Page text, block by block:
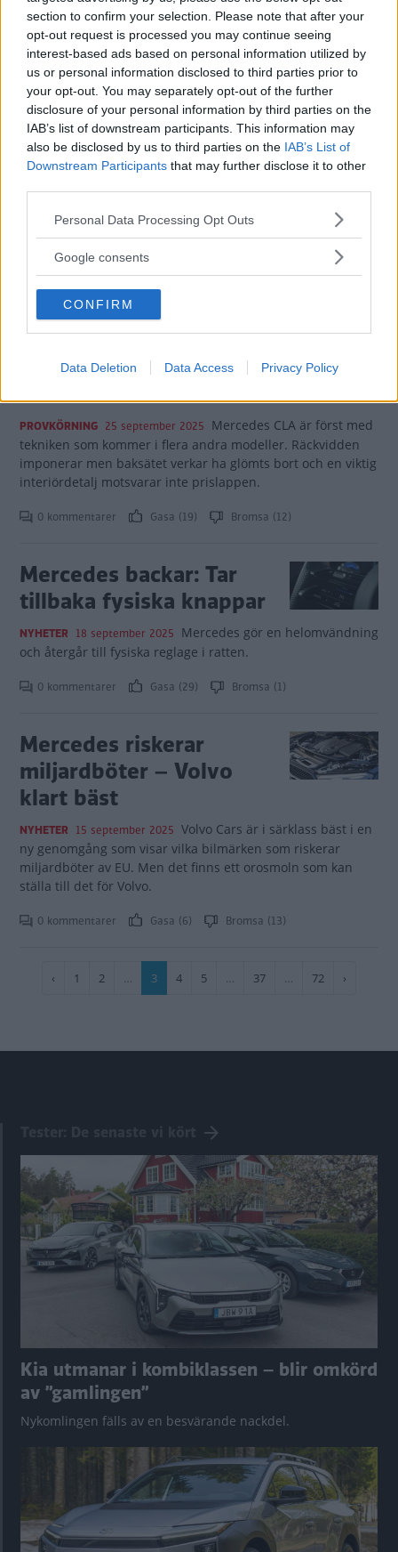
section to confirm your selection. Please note that after your
opt-out request is processed you may continue seeing
interest-based ads based on personal information utilized by
us or personal information disclosed to third parties prior to
your opt-out. You may separately opt-out of the further
disclosure of your personal information by third parties on the
IAB’s list of downstream participants. This information may
also be disclosed by us to third parties on the IAB’s List of
Downstream Participants that may further disclose it to other
Please note that this website/app uses one or more Google
not limited to your visit or usage behaviour. You may click to
use your data for below specified purposes in below Google
consent section.
Personal Data Processing Opt Outs
Google consents
CONFIRM
Data Deletion Data Access Privacy Policy
fel på styrningen
NYHETER 26 september 2025 Mängder av Mercedesbilar
behöver tas in på verkstad för kontroll av styrningen.
0 kommentarer Gasa (2) Bromsa (7)
Mercedes EQB
försvinner – ersätts av
NYHETER 25 september 2025 Mercedes gör om i
modellprogrammet och ska ersätta den föråldrade elsuven
EQB med en betydligt modernare nyhet.
0 kommentarer
Provkörning: Mercedes
CLA (2025)
PROVKÖRNING 25 september 2025 Mercedes CLA är först med
tekniken som kommer i flera andra modeller. Räckvidden
imponerar men baksätet verkar ha glömts bort och en viktig
interiördetalj motsvarar inte prislappen.
0 kommentarer Gasa (19) Bromsa (12)
Mercedes backar: Tar
tillbaka fysiska knappar
NYHETER 18 september 2025 Mercedes gör en helomvändning
och återgår till fysiska reglage i ratten.
0 kommentarer Gasa (29) Bromsa (1)
Mercedes riskerar
miljardböter – Volvo
klart bäst
NYHETER 15 september 2025 Volvo Cars är i särklass bäst i en
ny genomgång som visar vilka bilmärken som riskerar
miljardböter av EU. Men det finns ett orosmoln som kan
ställa till det för Volvo.
0 kommentarer Gasa (6) Bromsa (13)
Paginering
Föregående
‹ Sida
1 Sida
2 …
Nuvarande
3 Sida
4 Sida
5 … Sida
37 … Sida
72
Nästa
›
Kia utmanar i kombiklassen – blir omkörd
av ”gamlingen”
Nykomlingen fälls av en besvärande nackdel.